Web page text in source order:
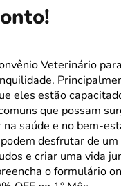
Veterinário
eles estão
que possam
saúde e no bem-
desfrutar de
e criar uma vida
o formulário